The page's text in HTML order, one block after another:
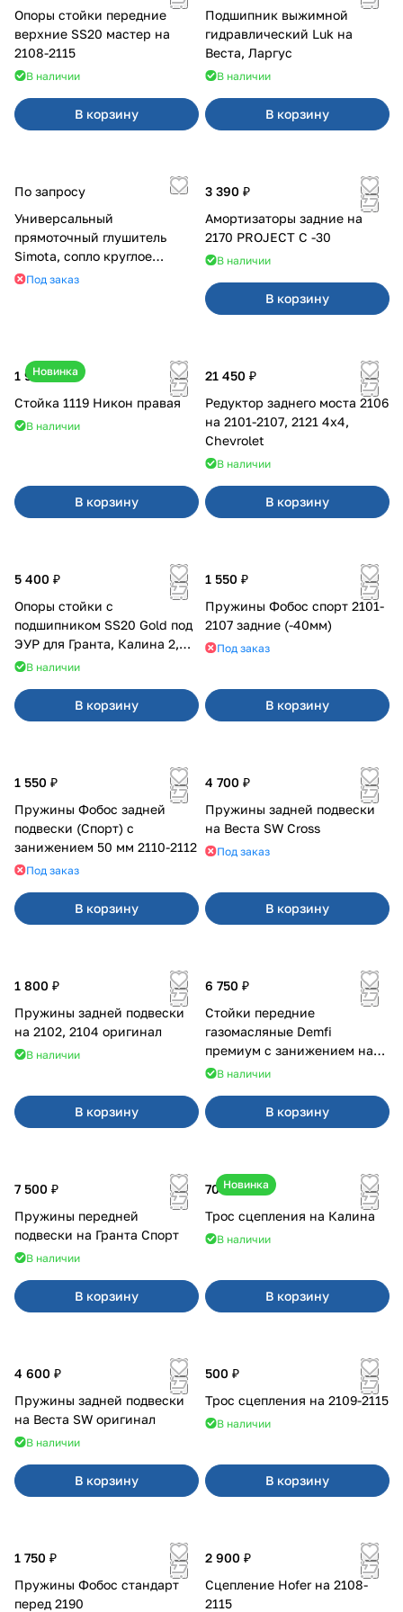
Опоры стойки передние
верхние SS20 мастер на
2108-2115
В наличии
В корзину
Подшипник выжимной
гидравлический Luk на
Веста, Ларгус
В наличии
В корзину
По запросу
Универсальный
прямоточный глушитель
Simota, сопло круглое
широкое
Под заказ
3 390 ₽
Амортизаторы задние на
2170 PROJECT С -30
В наличии
В корзину
Новинка
1 950 ₽
Стойка 1119 Никон правая
В наличии
В корзину
21 450 ₽
Редуктор заднего моста 2106
на 2101-2107, 2121 4x4,
Chevrolet
В наличии
В корзину
5 400 ₽
Опоры стойки с
подшипником SS20 Gold под
ЭУР для Гранта, Калина 2,
Datsun
В наличии
В корзину
1 550 ₽
Пружины Фобос спорт 2101-
2107 задние (-40мм)
Под заказ
В корзину
1 550 ₽
Пружины Фобос задней
подвески (Спорт) с
занижением 50 мм 2110-2112
Под заказ
В корзину
4 700 ₽
Пружины задней подвески
на Веста SW Cross
Под заказ
В корзину
1 800 ₽
Пружины задней подвески
на 2102, 2104 оригинал
В наличии
В корзину
6 750 ₽
Стойки передние
газомасляные Demfi
премиум с занижением на
2110В наличии
В корзину
7 500 ₽
Пружины передней
подвески на Гранта Спорт
В наличии
В корзину
Новинка
700 ₽
Трос сцепления на Калина
В наличии
В корзину
4 600 ₽
Пружины задней подвески
на Веста SW оригинал
В наличии
В корзину
500 ₽
Трос сцепления на 2109-2115
В наличии
В корзину
1 750 ₽
Пружины Фобос стандарт
перед 2190
2 900 ₽
Сцепление Hofer на 2108-
2115